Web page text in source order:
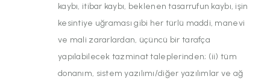
kaybı, itibar kaybı, beklenen tasarrufun kaybı, işin
kesintiye uğraması gibi her türlü maddi, manevi
ve mali zararlardan, üçüncü bir tarafça
yapılabilecek tazminat taleplerinden; (ii) tüm
donanım, sistem yazılımı/diğer yazılımlar ve ağ